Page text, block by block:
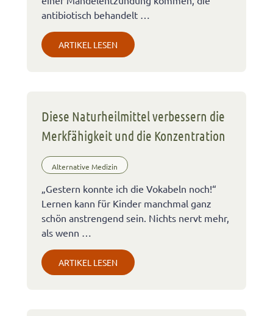
antibiotisch behandelt …
ARTIKEL LESEN
Diese Naturheilmittel verbessern die
Merkfähigkeit und die Konzentration
Alternative Medizin
„Gestern konnte ich die Vokabeln noch!“
Lernen kann für Kinder manchmal ganz
schön anstrengend sein. Nichts nervt mehr,
als wenn …
ARTIKEL LESEN